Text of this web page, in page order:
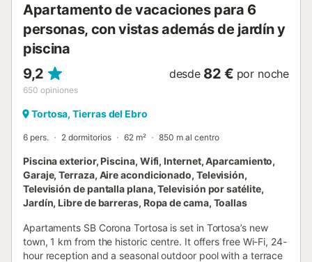
Apartamento de vacaciones para 6
personas, con vistas además de jardín y
piscina
9,2
650 opiniones
desde 82 € por noche
Tortosa, Tierras del Ebro
6 pers. 2 dormitorios 62 m² 850 m al centro
Piscina exterior, Piscina, Wifi, Internet, Aparcamiento,
Garaje, Terraza, Aire acondicionado, Televisión,
Televisión de pantalla plana, Televisión por satélite,
Jardín, Libre de barreras, Ropa de cama, Toallas
Apartaments SB Corona Tortosa is set in Tortosa’s new
town, 1 km from the historic centre. It offers free Wi-Fi, 24-
hour reception and a seasonal outdoor pool with a terrace